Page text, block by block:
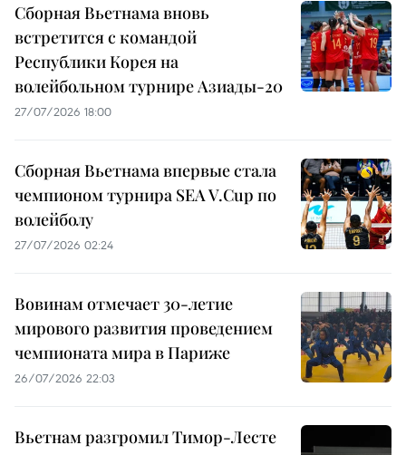
Сборная Вьетнама вновь
встретится с командой
Республики Корея на
волейбольном турнире Азиады-20
27/07/2026 18:00
Сборная Вьетнама впервые стала
чемпионом турнира SEA V.Cup по
волейболу
27/07/2026 02:24
Вовинам отмечает 30-летие
мирового развития проведением
чемпионата мира в Париже
26/07/2026 22:03
Вьетнам разгромил Тимор-Лесте